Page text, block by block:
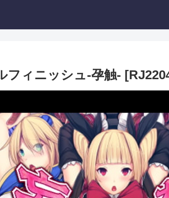
フィニッシュ-孕触-